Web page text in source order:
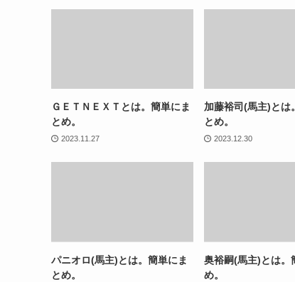
ＧＥＴＮＥＸＴとは。簡単にま
とめ。
2023.11.27
加藤裕司(馬主)とは
とめ。
2023.12.30
パニオロ(馬主)とは。簡単にま
とめ。
奥裕嗣(馬主)とは。
め。